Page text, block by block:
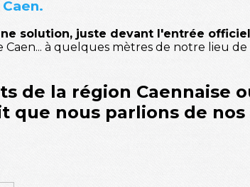
solution, juste devant l'entrée
à quelques mètres de notre lieu de
de la région Caennaise
que nous parlions de nos